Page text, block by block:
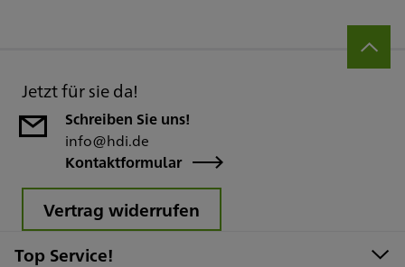
Jetzt für sie da!
Schreiben Sie uns!
info@hdi.de
Kontaktformular
Vertrag widerrufen
Top Service!